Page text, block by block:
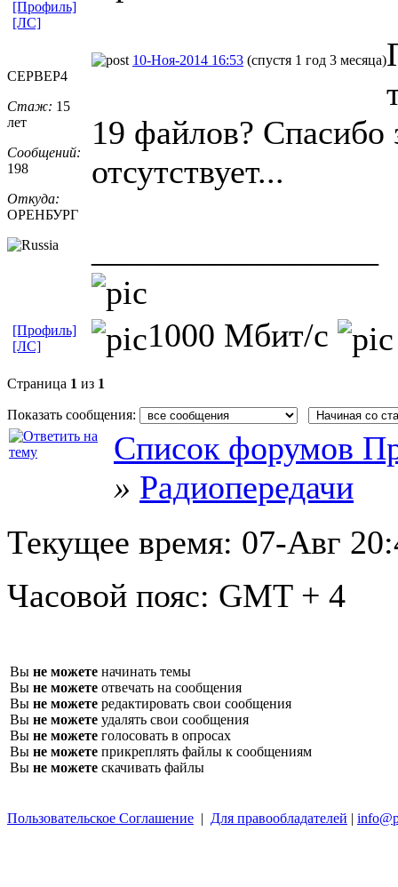
[Профиль]
[ЛС]
CEPBEP4
Стаж: 15
лет
Сообщений:
198
Откуда:
ОРЕНБУРГ
10-Ноя-2014 16:53 (спустя 1 год 3 месяца)
19 файлов? Спасибо
отсутствует...
1000 Мбит/с
[Профиль]
[ЛС]
Страница 1 из 1
Показать сообщения:
Список форумов
» Радиопередачи
Текущее время: 07-Авг
Часовой пояс: GMT + 4
Вы не можете начинать темы
Вы не можете отвечать на сообщения
Вы не можете редактировать свои сообщения
Вы не можете удалять свои сообщения
Вы не можете голосовать в опросах
Вы не можете прикреплять файлы к сообщениям
Вы не можете скачивать файлы
Пользовательское Соглашение | Для правообладателей |